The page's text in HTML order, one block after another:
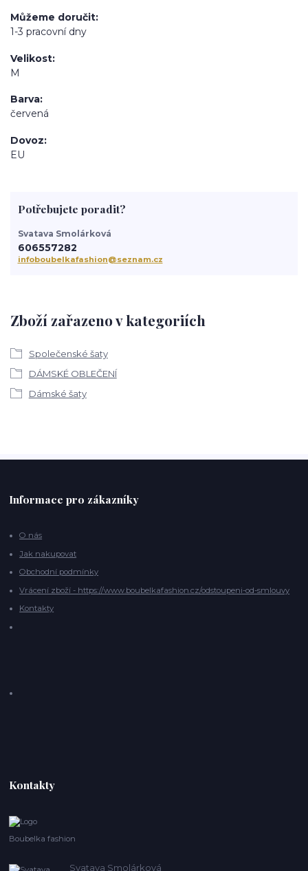
Můžeme doručit
1-3 pracovní dny
Velikost
M
Barva
červená
Dovoz
EU
Zboží zařazeno v kategoriích
Společenské šaty
DÁMSKÉ OBLEČENÍ
Dámské šaty
Potřebujete poradit?
Svatava Smolárková
606557282
infoboubelkafashion@seznam.cz
Informace pro zákazníky
O nás
Jak nakupovat
Obchodní podmínky
Vrácení zboží - https://www.boubelkafashion.cz/odstoupeni-od-smlouvy
Kontakty
Kontakty
Boubelka fashion
Svatava Smolárková